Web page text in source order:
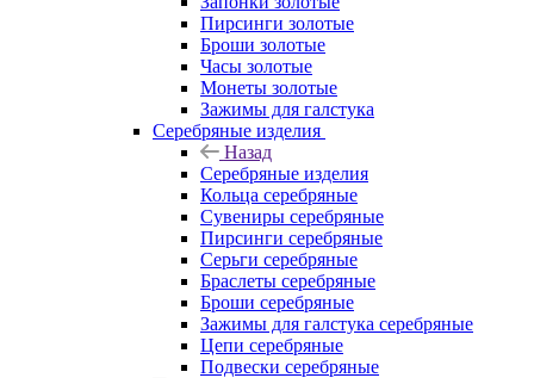
Пирсинги золотые
Броши золотые
Часы золотые
Монеты золотые
Зажимы для галстука
Серебряные изделия
Назад
Серебряные изделия
Кольца серебряные
Сувениры серебряные
Пирсинги серебряные
Серьги серебряные
Браслеты серебряные
Броши серебряные
Зажимы для галстука серебряные
Цепи серебряные
Подвески серебряные